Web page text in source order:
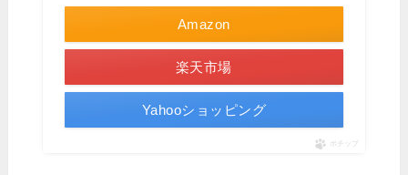
Amazon
楽天市場
Yahooショッピング
ポチップ